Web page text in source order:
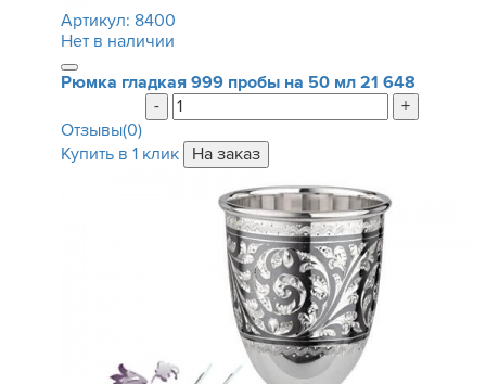
Артикул: 8400
Нет в наличии
Рюмка гладкая 999 пробы на 50 мл 21 648
-
+
Отзывы(0)
Купить в 1 клик